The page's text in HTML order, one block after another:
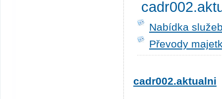
Nabídka
Převody
cadr002.aktualni